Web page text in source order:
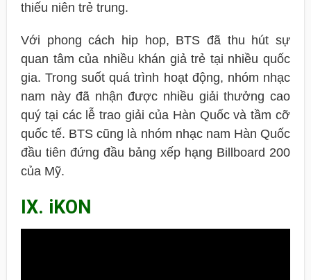
thiếu niên trẻ trung.
Với phong cách hip hop, BTS đã thu hút sự
quan tâm của nhiều khán giả trẻ tại nhiều quốc
gia. Trong suốt quá trình hoạt động, nhóm nhạc
nam này đã nhận được nhiều giải thưởng cao
quý tại các lễ trao giải của Hàn Quốc và tầm cỡ
quốc tế. BTS cũng là nhóm nhạc nam Hàn Quốc
đầu tiên đứng đầu bảng xếp hạng Billboard 200
của Mỹ.
IX. iKON